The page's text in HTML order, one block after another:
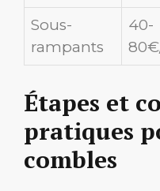
Sous-
rampants
40-
Étapes et
pratiques
combles